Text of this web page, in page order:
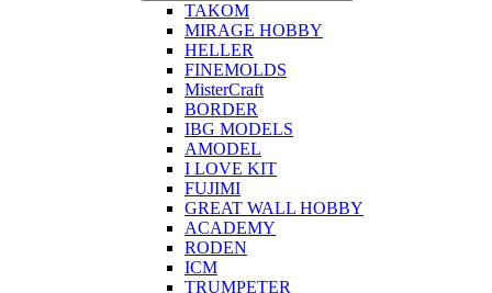
TAKOM
MIRAGE HOBBY
HELLER
FINEMOLDS
MisterCraft
BORDER
IBG MODELS
AMODEL
I LOVE KIT
FUJIMI
GREAT WALL HOBBY
ACADEMY
RODEN
ICM
TRUMPETER